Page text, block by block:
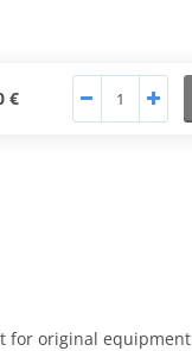
€
for original equipment